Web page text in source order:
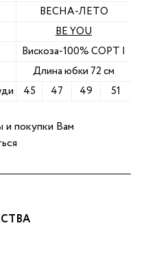
и покупки Вам
ВЕСНА-ЛЕТО
BE YOU
Вискоза-100% СОРТ I
Длина юбки 72 см
45 47 49 51